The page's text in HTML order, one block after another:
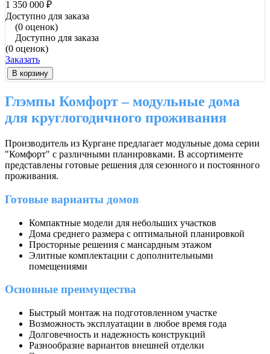
1 350 000 ₽
Доступно для заказа
(0 оценок)
Доступно для заказа
(0 оценок)
Заказать
В корзину
Глэмпы Комфорт – модульные дома
для круглогодичного проживания
Производитель из Кургане предлагает модульные дома серии
"Комфорт" с различными планировками. В ассортименте
представлены готовые решения для сезонного и постоянного
проживания.
Готовые варианты домов
Компактные модели для небольших участков
Дома среднего размера с оптимальной планировкой
Просторные решения с мансардным этажом
Элитные комплектации с дополнительными
помещениями
Основные преимущества
Быстрый монтаж на подготовленном участке
Возможность эксплуатации в любое время года
Долговечность и надежность конструкций
Разнообразие вариантов внешней отделки